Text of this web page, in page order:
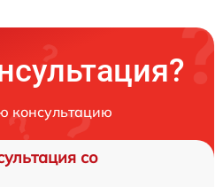
консультацию
со